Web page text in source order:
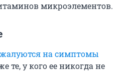
микроэлементов.
жалуются на симптомы
те, у кого ее никогда не